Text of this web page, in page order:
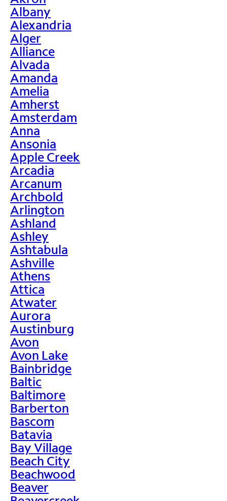
Albany
Alexandria
Alger
Alliance
Alvada
Amanda
Amelia
Amherst
Amsterdam
Anna
Ansonia
Apple Creek
Arcadia
Arcanum
Archbold
Arlington
Ashland
Ashley
Ashtabula
Ashville
Athens
Attica
Atwater
Aurora
Austinburg
Avon
Avon Lake
Bainbridge
Baltic
Baltimore
Barberton
Bascom
Batavia
Bay Village
Beach City
Beachwood
Beaver